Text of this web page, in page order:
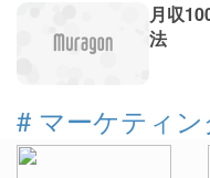
月収
法
# マーケティ